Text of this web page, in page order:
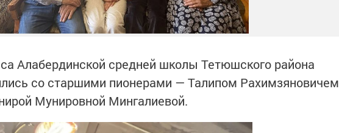
Алабердинской средней школы Тетюшского района
со старшими пионерами — Талипом Рахимзяновичем
Мунировной Мингалиевой.